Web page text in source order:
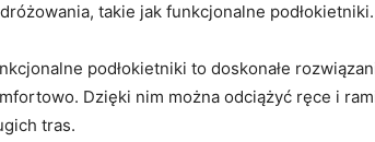
takie jak‌ funkcjonalne podłokietniki.
podłokietniki to doskonałe‌
Dzięki ​nim można odciążyć ręce i
tras.